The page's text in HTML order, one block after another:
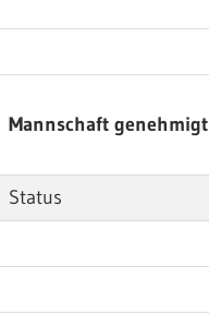
Mannschaft genehmigt
Status